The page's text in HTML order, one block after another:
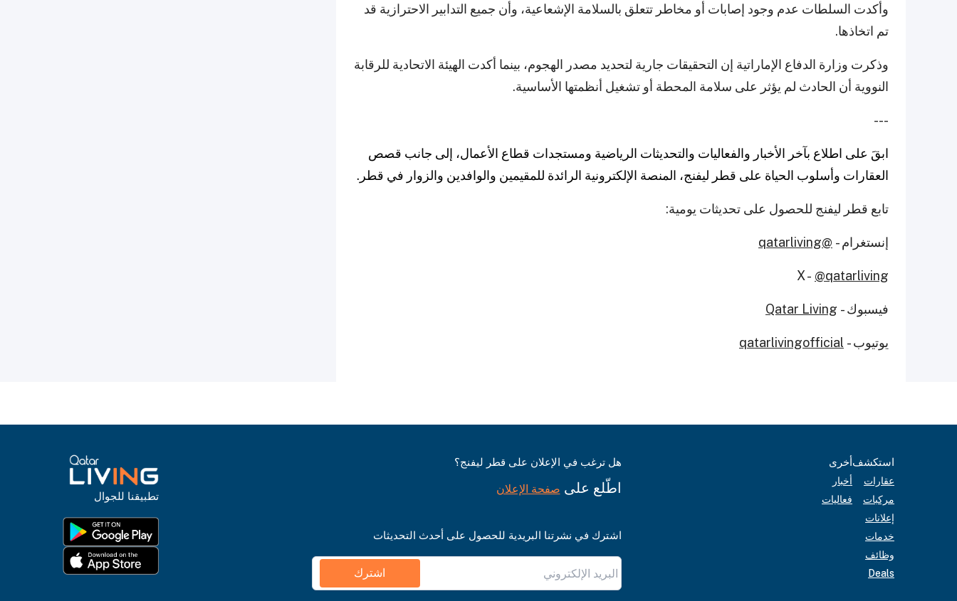
وأكدت السلطات عدم وجود إصابات أو مخاطر تتعلق بالسلامة الإشعاعية، وأن جميع التدابير الاحترازية قد
تم اتخاذها.
وذكرت وزارة الدفاع الإماراتية إن التحقيقات جارية لتحديد مصدر الهجوم، بينما أكدت الهيئة الاتحادية للرقابة
النووية أن الحادث لم يؤثر على سلامة المحطة أو تشغيل أنظمتها الأساسية.
---
ابقَ على اطلاع بآخر الأخبار والفعاليات والتحديثات الرياضية ومستجدات قطاع الأعمال، إلى جانب قصص
العقارات وأسلوب الحياة على قطر ليفنج، المنصة الإلكترونية الرائدة للمقيمين والوافدين والزوار في قطر.
تابع قطر ليفنج للحصول على تحديثات يومية:
إنستغرام - @qatarliving
X - @qatarliving
فيسبوك - Qatar Living
يوتيوب - qatarlivingofficial
استكشف
عقارات
مركبات
إعلانات
خدمات
وظائف
Deals
أخرى
أخبار
فعاليات
هل ترغب في الإعلان على قطر ليفنج؟
اطّلع على صفحة الإعلان
اشترك في نشرتنا البريدية للحصول على أحدث التحديثات
اشترك
تطبيقنا للجوال